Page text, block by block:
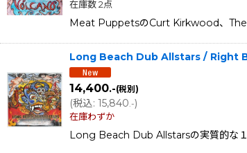
在庫数 2点
Meat PuppetsのCurt Kirkwood、
Long Beach Dub Allstars / Right
14,400.-(税別)
(税込: 15,840.-)
在庫わずか
Long Beach Dub Allstarsの実質的な